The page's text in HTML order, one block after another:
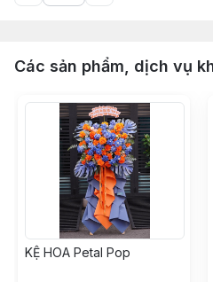
Các sản phẩm, dịch vụ
KỆ HOA Petal Pop